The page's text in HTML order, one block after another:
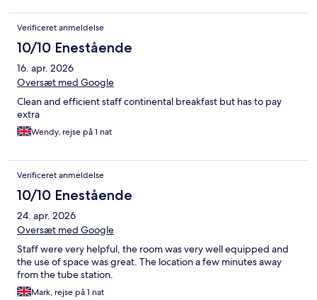
Verificeret anmeldelse
10/10 Enestående
16. apr. 2026
Oversæt med Google
Clean and efficient staff continental breakfast but has to pay
extra
Wendy, rejse på 1 nat
Verificeret anmeldelse
10/10 Enestående
24. apr. 2026
Oversæt med Google
Staff were very helpful, the room was very well equipped and
the use of space was great. The location a few minutes away
from the tube station.
Mark, rejse på 1 nat